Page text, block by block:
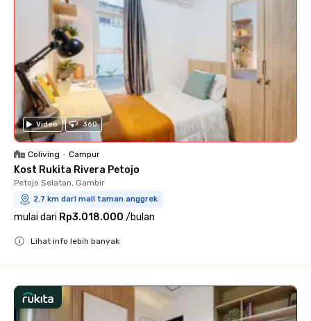
Video 360
Coliving • Campur
Kost Rukita Rivera Petojo
Petojo Selatan, Gambir
2.7 km dari mall taman anggrek
mulai dari Rp3.018.000 /bulan
Lihat info lebih banyak